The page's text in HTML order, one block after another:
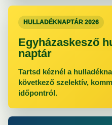
HULLADÉKNAPTÁR 2026
Egyházaskesző
naptár
Tartsd kéznél a
következő szelektív,
időpontról.